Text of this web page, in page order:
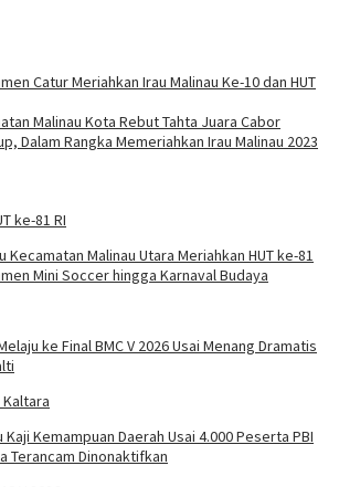
Catur Meriahkan Irau Malinau Ke-10 dan HUT
Malinau Kota Rebut Tahta Juara Cabor
Dalam Rangka Memeriahkan Irau Malinau 2023
Kecamatan Malinau Utara Meriahkan HUT ke-81
Mini Soccer hingga Karnaval Budaya
ke Final BMC V 2026 Usai Menang Dramatis
Kaji Kemampuan Daerah Usai 4.000 Peserta PBI
Terancam Dinonaktifkan